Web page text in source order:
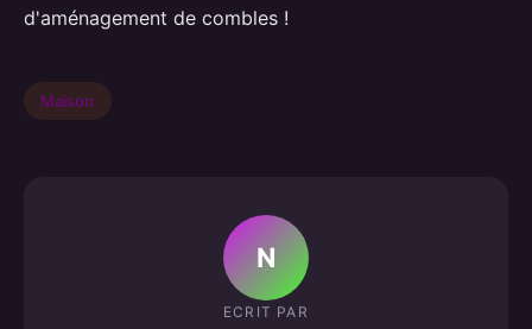
d'aménagement de combles !
Maison
N
ECRIT PAR